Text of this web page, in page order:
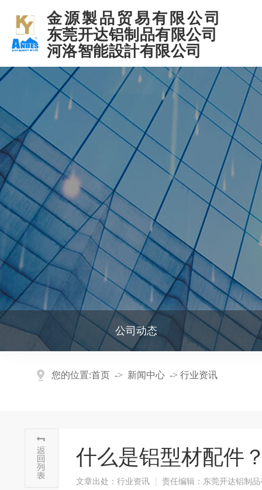
金源製品贸易有限公司
东莞开达铝制品有限公司
河洛智能設計有限公司
公司动态
您的位置:首页 -> 新闻中心 -> 行业资讯
什么是铝型材配件
文章出处：行业资讯 责任编辑：东莞开达铝制